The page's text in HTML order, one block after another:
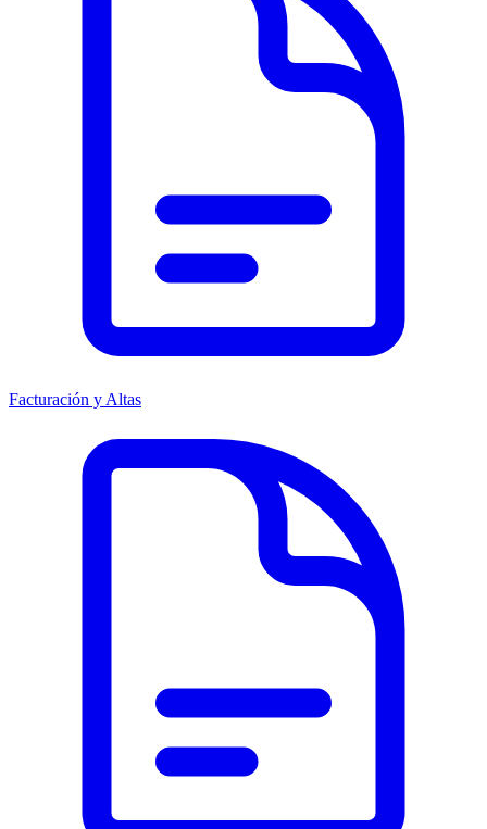
Facturación y Altas